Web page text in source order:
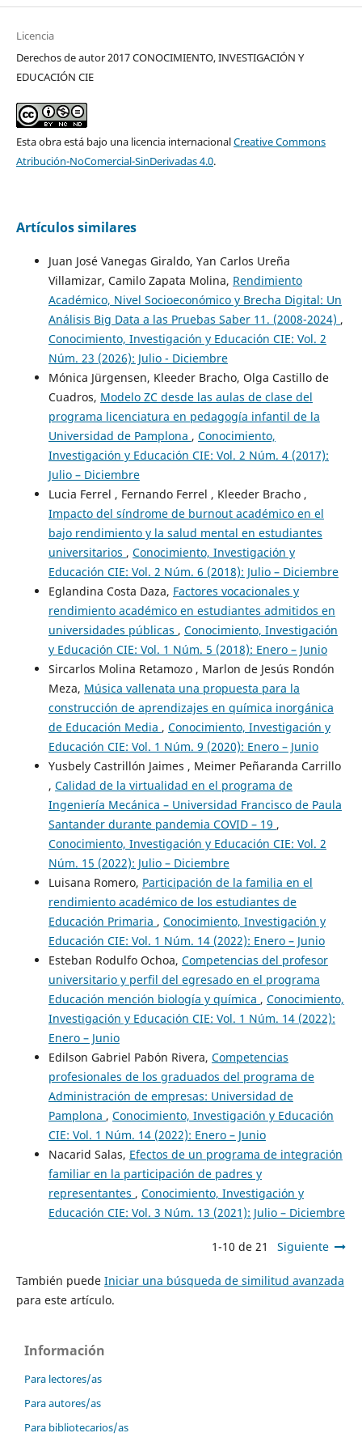
Licencia
Derechos de autor 2017 CONOCIMIENTO, INVESTIGACIÓN Y
EDUCACIÓN CIE
Esta obra está bajo una licencia internacionalCreative Commons
Atribución-NoComercial-SinDerivadas 4.0.
Artículos similares
Juan José Vanegas Giraldo, Yan Carlos Ureña
Villamizar, Camilo Zapata Molina, Rendimiento
Académico, Nivel Socioeconómico y Brecha Digital: Un
Análisis Big Data a las Pruebas Saber 11. (2008-2024) ,
Conocimiento, Investigación y Educación CIE: Vol. 2
Núm. 23 (2026): Julio - Diciembre
Mónica Jürgensen, Kleeder Bracho, Olga Castillo de
Cuadros, Modelo ZC desde las aulas de clase del
programa licenciatura en pedagogía infantil de la
Universidad de Pamplona , Conocimiento,
Investigación y Educación CIE: Vol. 2 Núm. 4 (2017):
Julio – Diciembre
Lucia Ferrel , Fernando Ferrel , Kleeder Bracho ,
Impacto del síndrome de burnout académico en el
bajo rendimiento y la salud mental en estudiantes
universitarios , Conocimiento, Investigación y
Educación CIE: Vol. 2 Núm. 6 (2018): Julio – Diciembre
Eglandina Costa Daza, Factores vocacionales y
rendimiento académico en estudiantes admitidos en
universidades públicas , Conocimiento, Investigación
y Educación CIE: Vol. 1 Núm. 5 (2018): Enero – Junio
Sircarlos Molina Retamozo , Marlon de Jesús Rondón
Meza, Música vallenata una propuesta para la
construcción de aprendizajes en química inorgánica
de Educación Media , Conocimiento, Investigación y
Educación CIE: Vol. 1 Núm. 9 (2020): Enero – Junio
Yusbely Castrillón Jaimes , Meimer Peñaranda Carrillo
, Calidad de la virtualidad en el programa de
Ingeniería Mecánica – Universidad Francisco de Paula
Santander durante pandemia COVID – 19 ,
Conocimiento, Investigación y Educación CIE: Vol. 2
Núm. 15 (2022): Julio – Diciembre
Luisana Romero, Participación de la familia en el
rendimiento académico de los estudiantes de
Educación Primaria , Conocimiento, Investigación y
Educación CIE: Vol. 1 Núm. 14 (2022): Enero – Junio
Esteban Rodulfo Ochoa, Competencias del profesor
universitario y perfil del egresado en el programa
Educación mención biología y química , Conocimiento,
Investigación y Educación CIE: Vol. 1 Núm. 14 (2022):
Enero – Junio
Edilson Gabriel Pabón Rivera, Competencias
profesionales de los graduados del programa de
Administración de empresas: Universidad de
Pamplona , Conocimiento, Investigación y Educación
CIE: Vol. 1 Núm. 14 (2022): Enero – Junio
Nacarid Salas, Efectos de un programa de integración
familiar en la participación de padres y
representantes , Conocimiento, Investigación y
Educación CIE: Vol. 3 Núm. 13 (2021): Julio – Diciembre
1-10 de 21 Siguiente
También puede Iniciar una búsqueda de similitud avanzada
para este artículo.
Información
Para lectores/as
Para autores/as
Para bibliotecarios/as